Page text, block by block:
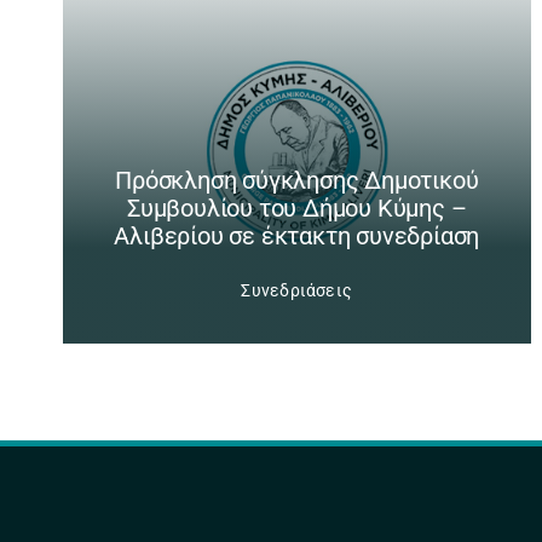
Πρόσκληση σύγκλησης Δημοτικού
Συμβουλίου του Δήμου Κύμης –
Αλιβερίου σε έκτακτη συνεδρίαση
Συνεδριάσεις